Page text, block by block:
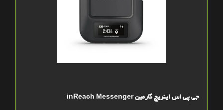
جی پی اس اینریچ گارمین inReach Messenger